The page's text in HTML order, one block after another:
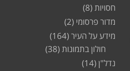
חסויות(8)
מדור פרסומי (2)
מידע על העיר(164)
חולון בתמונות(38)
נדל"ן(14)